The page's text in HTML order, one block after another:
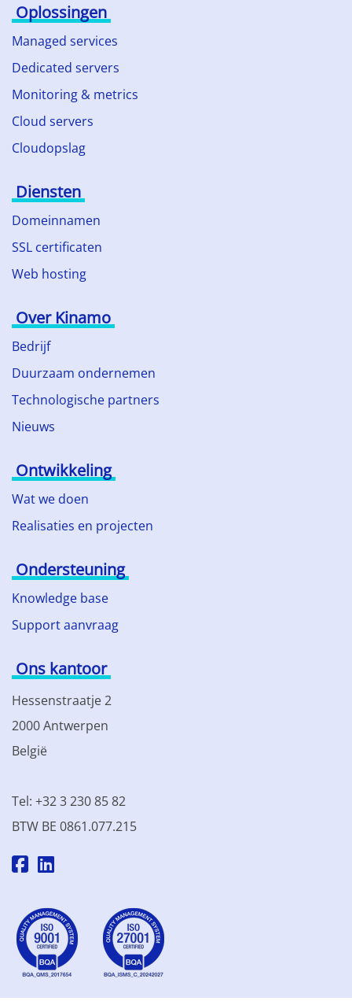
Oplossingen
Managed services
Dedicated servers
Monitoring & metrics
Cloud servers
Cloudopslag
Diensten
Domeinnamen
SSL certificaten
Web hosting
Over Kinamo
Bedrijf
Duurzaam ondernemen
Technologische partners
Nieuws
Ontwikkeling
Wat we doen
Realisaties en projecten
Ondersteuning
Knowledge base
Support aanvraag
Ons kantoor
Hessenstraatje 2
2000 Antwerpen
België
Tel: +32 3 230 85 82
BTW BE 0861.077.215